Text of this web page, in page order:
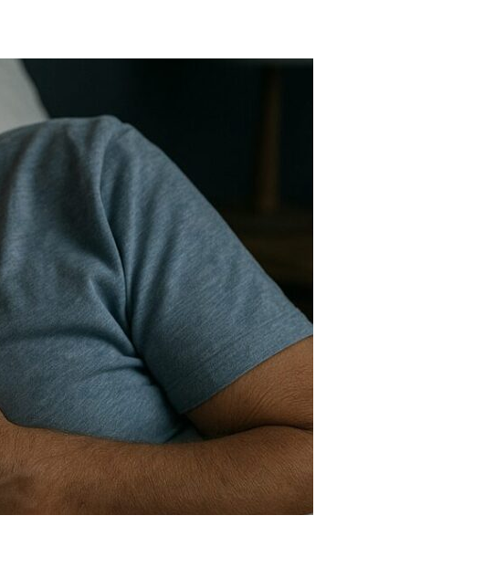
ORTOPEDIAS
ÓPTICAS
KINESIOLOGÍA
TRAUMATOLOGIA
SERVICIOS DE AMBULANCIAS